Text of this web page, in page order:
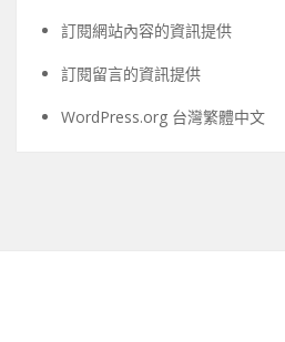
訂閱網站內容的資訊提供
訂閱留言的資訊提供
WordPress.org 台灣繁體中文